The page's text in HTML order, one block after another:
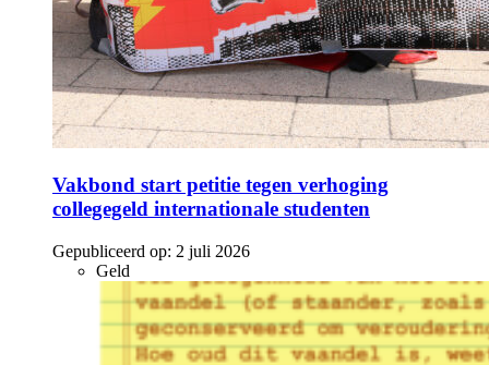
Vakbond start petitie tegen verhoging
collegegeld internationale studenten
Gepubliceerd op: 2 juli 2026
Geld